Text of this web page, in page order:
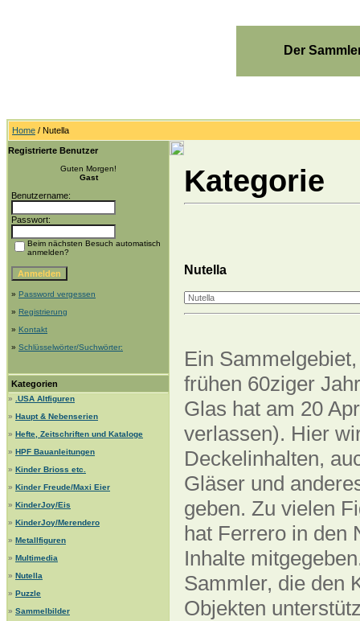
Der
Home / Nutella
Registrierte Benutzer
Guten Morgen!
Gast
Benutzername:
Passwort:
Beim nächsten Besuch automatisch
anmelden?
» Password vergessen
» Registrierung
» Kontakt
» Schlüsselwörter/Suchwörter:
Kategorien
»
.USA Altfiguren
» Haupt & Nebenserien
» Hefte, Zeitschriften und Kataloge
» HPF Bauanleitungen
» Kinder Brioss etc.
» Kinder Freude/Maxi Eier
» KinderJoy/Eis
» KinderJoy/Merendero
» Metallfiguren
» Multimedia
» Nutella
» Puzzle
» Sammelbilder
Kategorie
Nutella
Ein
frühen 60ziger
Glas hat am 20
verlassen). Hier
Deckelinhalten,
Gläser und
geben. Zu vielen
hat Ferrero in den
Inhalte
Sammler, die den
Objekten